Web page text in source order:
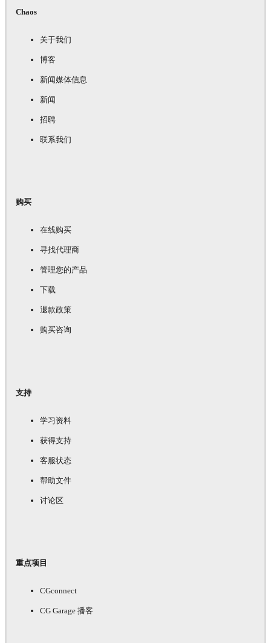
Chaos
关于我们
博客
新闻媒体信息
新闻
招聘
联系我们
购买
在线购买
寻找代理商
管理您的产品
下载
退款政策
购买咨询
支持
学习资料
获得支持
客服状态
帮助文件
讨论区
重点项目
CGconnect
CG Garage 播客